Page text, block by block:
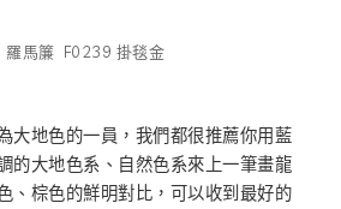
羅馬簾 F0239 掛毯金
大地色的一員，我們都很推薦你用藍
的大地色系、自然色系來上一筆畫龍
、棕色的鮮明對比，可以收到最好的